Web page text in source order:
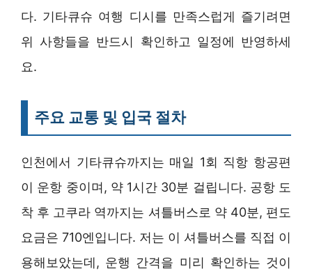
다. 기타큐슈 여행 디시를 만족스럽게 즐기려면
위 사항들을 반드시 확인하고 일정에 반영하세
요.
주요 교통 및 입국 절차
인천에서 기타큐슈까지는 매일 1회 직항 항공편
이 운항 중이며, 약 1시간 30분 걸립니다. 공항 도
착 후 고쿠라 역까지는 셔틀버스로 약 40분, 편도
요금은 710엔입니다. 저는 이 셔틀버스를 직접 이
용해보았는데, 운행 간격을 미리 확인하는 것이